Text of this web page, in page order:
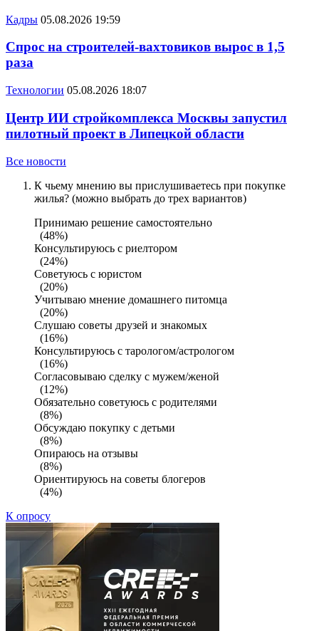
Кадры 05.08.2026 19:59
Спрос на строителей-вахтовиков вырос в 1,5
раза
Технологии 05.08.2026 18:07
Центр ИИ стройкомплекса Москвы запустил
пилотный проект в Липецкой области
Все новости
К чьему мнению вы прислушиваетесь при покупке
жилья? (можно выбрать до трех вариантов)
Принимаю решение самостоятельно
(48%)
Консультируюсь с риелтором
(24%)
Советуюсь с юристом
(20%)
Учитываю мнение домашнего питомца
(20%)
Слушаю советы друзей и знакомых
(16%)
Консультируюсь с тарологом/астрологом
(16%)
Согласовываю сделку с мужем/женой
(12%)
Обязательно советуюсь с родителями
(8%)
Обсуждаю покупку с детьми
(8%)
Опираюсь на отзывы
(8%)
Ориентируюсь на советы блогеров
(4%)
К опросу